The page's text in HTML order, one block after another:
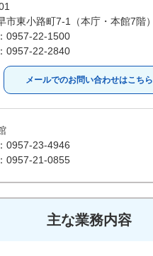
市東小路町7-1（本庁・本館7階）
0957-22-1500
0957-22-2840
メールでのお問い合わせはこちら
0957-23-4946
0957-21-0855
主な業務内容